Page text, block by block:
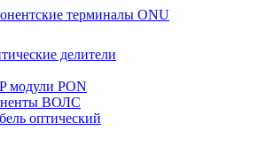
терминалы ONU
делители
модули PON
ВОЛС
оптический